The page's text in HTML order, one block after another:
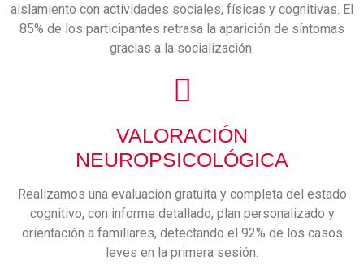
aislamiento con actividades sociales, físicas y cognitivas. El
85% de los participantes retrasa la aparición de síntomas
gracias a la socialización.
VALORACIÓN
NEUROPSICOLÓGICA
Realizamos una evaluación gratuita y completa del estado
cognitivo, con informe detallado, plan personalizado y
orientación a familiares, detectando el 92% de los casos
leves en la primera sesión.